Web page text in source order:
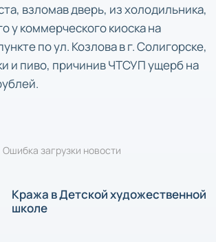
взломав дверь, из холодильника,
у коммерческого киоска на
по ул. Козлова в г. Солигорске,
и пиво, причинив ЧТСУП ущерб на
Ошибка загрузки новости
Кража в Детской художественной
школе